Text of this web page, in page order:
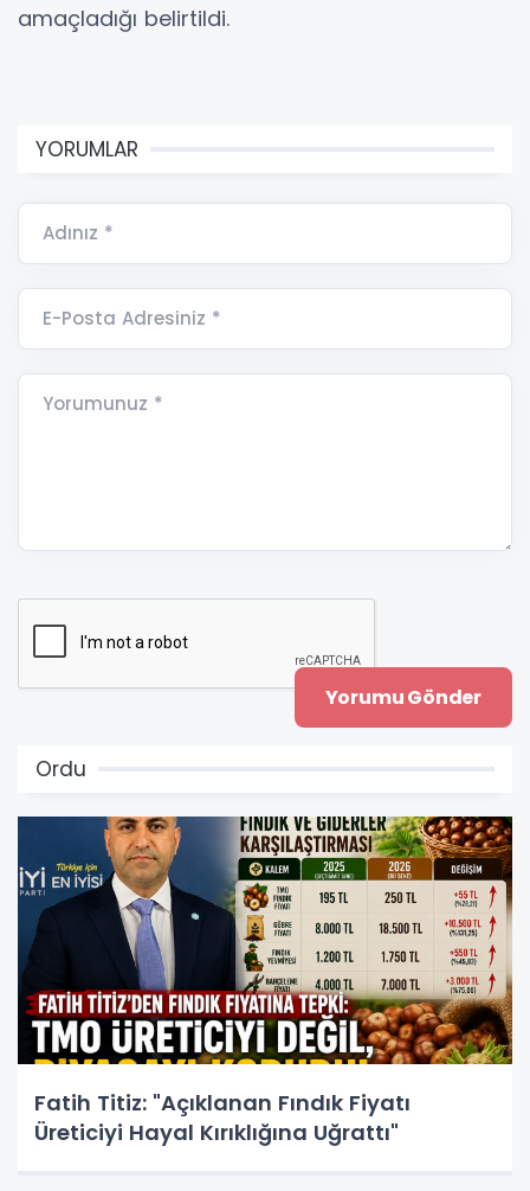
amaçladığı belirtildi.
YORUMLAR
Adınız *
E-Posta Adresiniz *
Yorumunuz *
Ordu
Fatih Titiz: "Açıklanan Fındık Fiyatı
Üreticiyi Hayal Kırıklığına Uğrattı"